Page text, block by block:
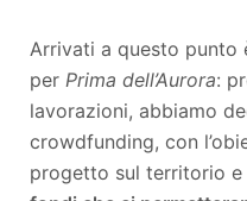
Arrivati a questo
per Prima dell’Aurora:
lavorazioni, abbiamo
crowdfunding, con
progetto sul territorio